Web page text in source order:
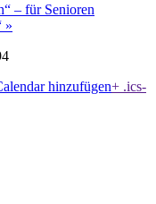
– für Senioren
»
hinzufügen+ .ics-